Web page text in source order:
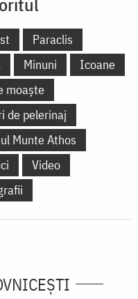
Paraclis
Minuni
Icoane
moaște
de pelerinaj
Munte Athos
Video